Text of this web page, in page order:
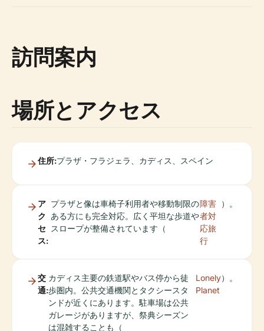
訪問案内
場所とアクセス
住所:プラザ・フラジェラ、カディス、スペイン
ア
ク
セ
ス:
プラザと像は車椅子利用者や移動制限の
ある方にも完全対応。広く平坦な歩道や
スロープが整備されています（
障害
者対
応旅
行
）。
交
通:
カディス主要の鉄道駅やバス停から徒
歩圏内。公共交通機関とタクシースタ
ンドが近くにあります。駐車場は公共
ガレージがありますが、祭典シーズン
は混雑することも（
Lonely
Planet
）。